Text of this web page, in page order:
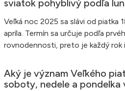
sviatok pohyblivý podľa
Veľká noc 2025 sa slávi od piatka
apríla. Termín sa určuje podľa
rovnodennosti, preto je každý rok
Aký je význam Veľkého
soboty, nedele a pondelka